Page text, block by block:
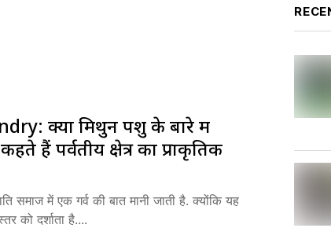
क्या मिथुन पशु के बारे में
हैं पर्वतीय क्षेत्र का प्राकृतिक
समाज में एक गर्व की बात मानी जाती है. क्योंकि यह
को दर्शाता है....